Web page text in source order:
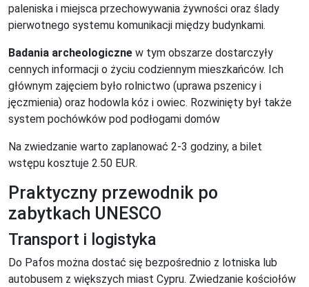
paleniska i miejsca przechowywania żywności oraz ślady
pierwotnego systemu komunikacji między budynkami.
Badania archeologiczne w tym obszarze dostarczyły
cennych informacji o życiu codziennym mieszkańców. Ich
głównym zajęciem było rolnictwo (uprawa pszenicy i
jęczmienia) oraz hodowla kóz i owiec. Rozwinięty był także
system pochówków pod podłogami domów
Na zwiedzanie warto zaplanować 2-3 godziny, a bilet
wstępu kosztuje 2.50 EUR.
Praktyczny przewodnik po
zabytkach UNESCO
Transport i logistyka
Do Pafos można dostać się bezpośrednio z lotniska lub
autobusem z większych miast Cypru. Zwiedzanie kościołów